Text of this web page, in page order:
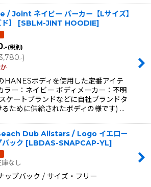
/ Joint ネイビー パーカー【Lサイズ】
】
[SBLM-JINT HOODIE]
.-(税別)
.-)
HANESボディを使用した定番アイテ
ラー：ネイビー ボディメーカー：不明
ケートブランドなどに自社ブランドタ
るために供給されたボディの様です) …
Dub Allstars / Logo イエロー
バック [LBDAS-SNAPCAP-YL]
なし
ップバック / サイズ・フリー